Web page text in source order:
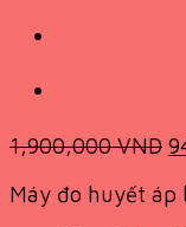
1,900,000VND
Máy đo huyết áp